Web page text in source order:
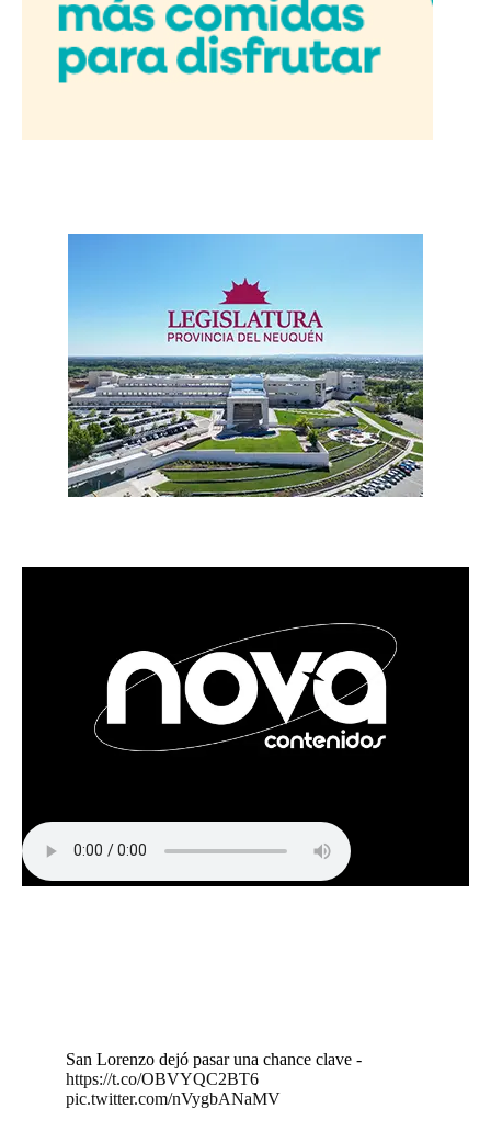
San Lorenzo dejó pasar una chance clave -
https://t.co/OBVYQC2BT6
pic.twitter.com/nVygbANaMV